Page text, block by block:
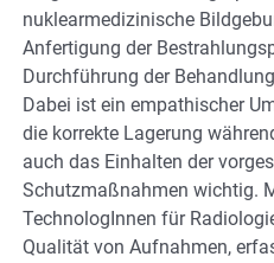
nuklearmedizinische
Anfertigung der
Durchführung der
Dabei ist ein empathischer
die korrekte Lagerung
auch das Einhalten der
Schutzmaßnahmen wichtig.
TechnologInnen für
Qualität von Aufnahmen,